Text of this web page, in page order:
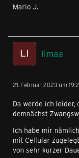
Mario J.
limaa
21. Februar 2023 um
Da werde ich leider,
demnächst
Ich habe mir
mit Cellular
von sehr kurzer